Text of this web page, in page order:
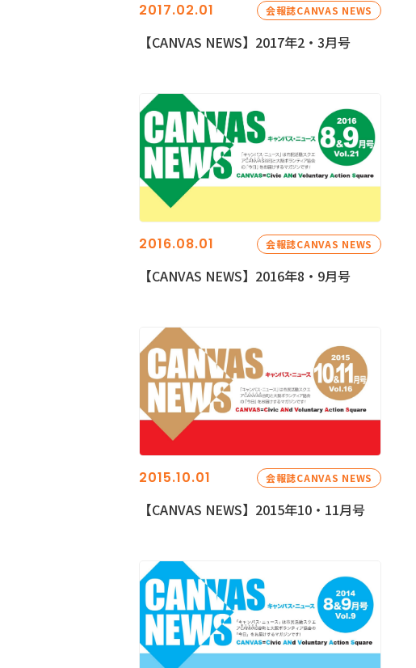
2017.02.01 会報誌CANVAS NEWS
【CANVAS NEWS】2017年2・3月号
2016.08.01 会報誌CANVAS NEWS
【CANVAS NEWS】2016年8・9月号
2015.10.01 会報誌CANVAS NEWS
【CANVAS NEWS】2015年10・11月号